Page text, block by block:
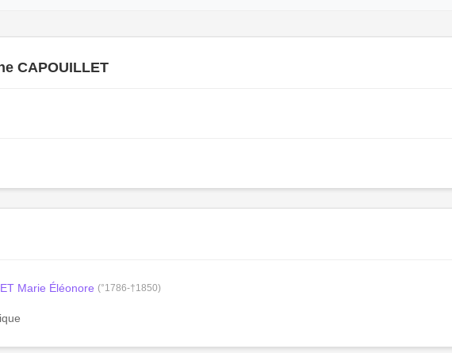
CAPOUILLET
Marie Éléonore (°1786-†1850)